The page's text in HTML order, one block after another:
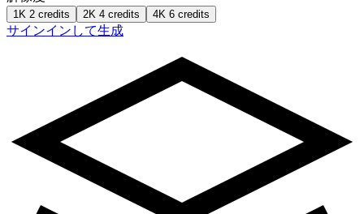
1K 2 credits 2K 4 credits 4K 6 credits
サインインして生成